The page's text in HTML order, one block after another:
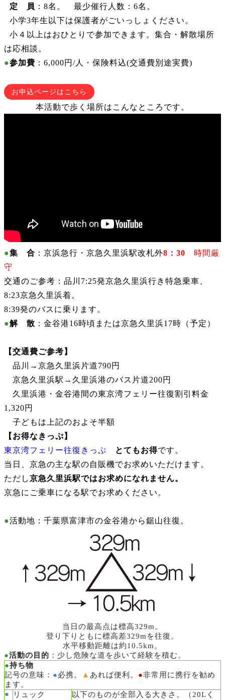
定 員 ：8名。 最少催行人数：6名。
小学3年生以下は保護者がごいっしょください。
小４以上はおひとりで参加できます。集合・解散場所
は応相談。
●参加費 ：6,000円/人・保険料込(交通費別途実費)
お申込ページはこちら
本活動で歩く場所はこんなところです。
●集 合 ：京浜急行・京急久里浜駅改札外8 ：30 時間厳
守
交通のご参考：品川7:25発京急久里浜行き特急乗車、
8:23京急久里浜着。
8:39発のバスに乗ります。
●解 散 ：金谷港16時頃または京急久里浜17時（予定）
【交通費ご参考 】
品川→京急久里浜片道790円
京急久里浜駅→久里浜港のバス片道200円
久里浜港・金谷港間の東京湾フェリー往復割引料金
1,320円
子どもは上記のおよそ半額
【お得なきっぷ】
東京湾フェリー往復きっぷ
とてもお得です。
当日、京急の主な駅の自販機でお求めいただけます。
ただし京急久里浜駅ではお求めになれません。
京急にご乗車になる駅でお求めください。
●活動地：千葉県富津市の金谷港から鋸山往復。
当日の最高点は標高329m。
登り下りともに標高差329mを往復。
水平移動距離は約10.5km。
●活動の目的 ：少し危険な道を歩いて経験を積む。
●持ち物
記号の意味： ●必携。 ▲ あれば便利。 ●非常用に携行を勧め
ます。
●
リュック 以下のものが全部入る大きさ。（20Lく